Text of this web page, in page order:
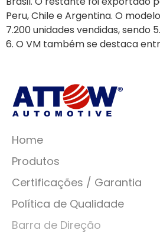
Peru, Chile e Argentina. O
7.200 unidades vendidas, sendo
6. O VM também se destaca
Home
Produtos
Certificações / Garantia
Política de Qualidade
Barra de Direção